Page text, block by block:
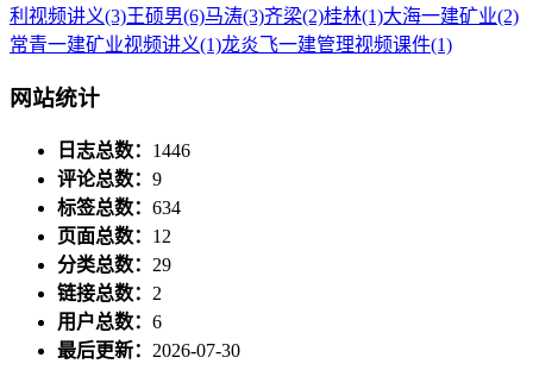
利视频讲义(3)王硕男(6)马涛(3)齐梁(2)桂林(1)大海一建矿业(2)
常青一建矿业视频讲义(1)龙炎飞一建管理视频课件(1)
网站统计
日志总数： 1446
评论总数： 9
标签总数： 634
页面总数： 12
分类总数： 29
链接总数： 2
用户总数： 6
最后更新： 2026-07-30